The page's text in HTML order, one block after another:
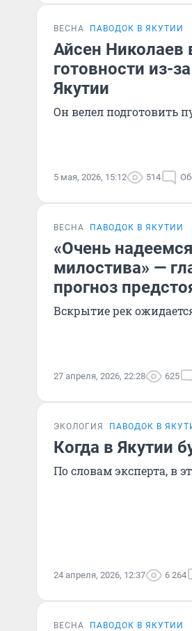
ВЕСНА ПАВОДОК В ЯКУТИИ
Айсен
готовности из-
Якутии
Он велел подготовить
5 мая, 2026, 15:12 514
ВЕСНА ПАВОДОК В ЯКУТИИ
«Очень
милостива» —
прогноз
Вскрытие рек
27 апреля, 2026, 22:28 625
ЭКОЛОГИЯ ПАВОДОК В
Когда в Якутии
По словам эксперта, в
24 апреля, 2026, 12:37 6 264
ВЕСНА ПАВОДОК В ЯКУТИИ